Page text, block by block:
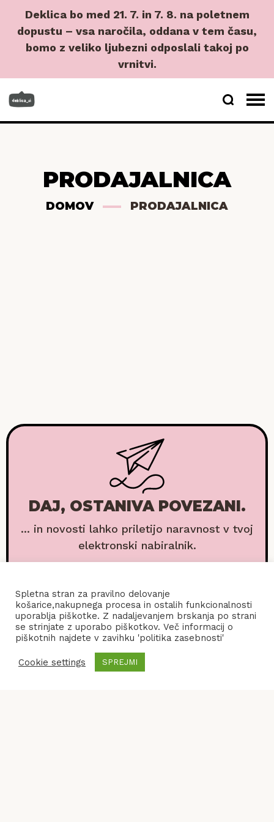
Deklica bo med 21. 7. in 7. 8. na poletnem
dopustu – vsa naročila, oddana v tem času,
bomo z veliko ljubezni odposlali takoj po
vrnitvi.
PRODAJALNICA
DOMOV PRODAJALNICA
DAJ, OSTANIVA POVEZANI.
... in novosti lahko priletijo naravnost v tvoj
elektronski nabiralnik.
Spletna stran za pravilno delovanje
košarice,nakupnega procesa in ostalih funkcionalnosti
uporablja piškotke. Z nadaljevanjem brskanja po strani
se strinjate z uporabo piškotkov. Več informacij o
piškotnih najdete v zavihku 'politika zasebnosti'
Cookie settings SPREJMI